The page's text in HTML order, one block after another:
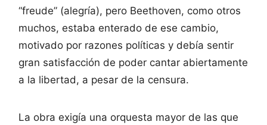
“freude” (alegría), pero Beethoven, como otros
muchos, estaba enterado de ese cambio,
motivado por razones políticas y debía sentir
gran satisfacción de poder cantar abiertamente
a la libertad, a pesar de la censura.
La obra exigía una orquesta mayor de las que